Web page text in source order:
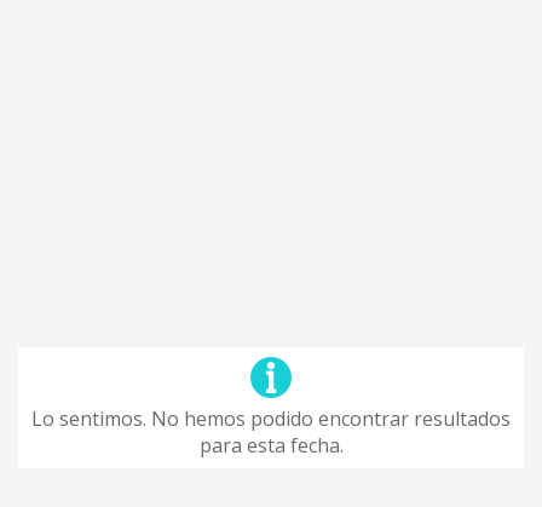
Lo sentimos. No hemos podido encontrar resultados
para esta fecha.